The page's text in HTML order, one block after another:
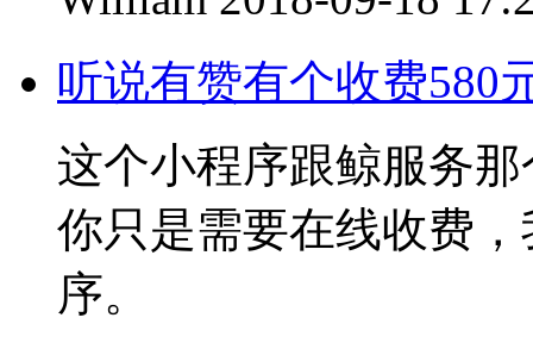
听说有赞有个收费580
这个小程序跟鲸服务
你只是需要在线收费
序。